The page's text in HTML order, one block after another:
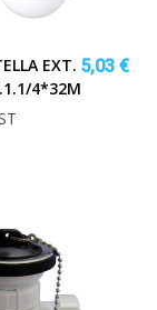
EXT.
4*32MM.
5,03 €